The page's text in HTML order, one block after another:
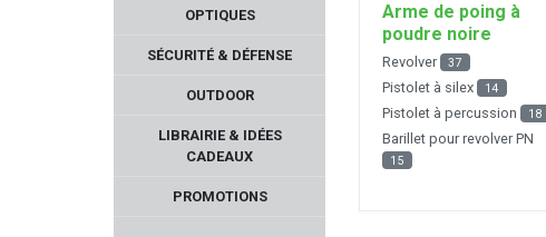
OPTIQUES
SÉCURITÉ & DÉFENSE
OUTDOOR
LIBRAIRIE & IDÉES
CADEAUX
PROMOTIONS
Arme de poing à
poudre noire
Revolver 37
Pistolet à silex 14
Pistolet à percussion 18
Barillet pour revolver PN
15